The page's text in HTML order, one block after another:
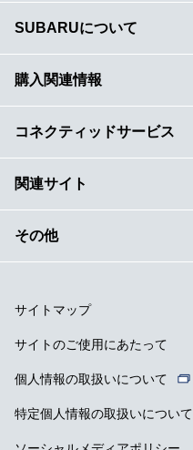
SUBARUについて
購入関連情報
コネクティッドサービス
関連サイト
その他
サイトマップ
サイトのご使用にあたって
個人情報の取扱いについて
特定個人情報の取扱いについて